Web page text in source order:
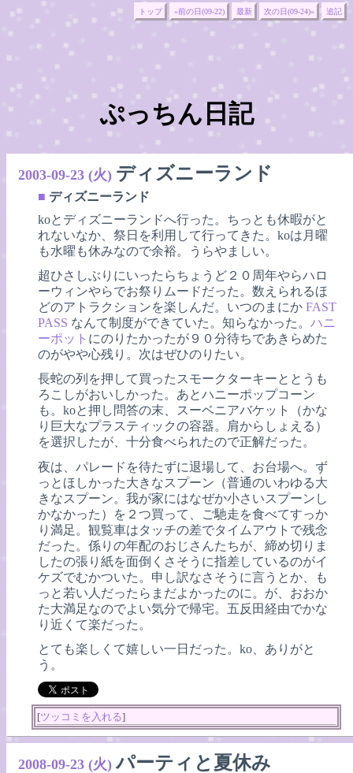
トップ «前の日(09-22) 最新 次の日(09-24)» 追記
ぷっちん日記
2003-09-23 (火) ディズニーランド
■ ディズニーランド
koとディズニーランドへ行った。ちっとも休暇がと
れないなか、祭日を利用して行ってきた。koは月曜
も水曜も休みなので余裕。うらやましい。
超ひさしぶりにいったらちょうど２０周年やらハロ
ーウィンやらでお祭りムードだった。数えられるほ
どのアトラクションを楽しんだ。いつのまにかFAST
PASS なんて制度ができていた。知らなかった。ハニ
ーポット にのりたかったが９０分待ちであきらめた
のがやや心残り。次はぜひのりたい。
長蛇の列を押して買ったスモークターキーととうも
ろこしがおいしかった。あとハニーポップコーン
も。koと押し問答の末、スーベニアバケット（かな
り巨大なプラスティックの容器。肩からしょえる）
を選択したが、十分食べられたので正解だった。
夜は、パレードを待たずに退場して、お台場へ。ず
っとほしかった大きなスプーン（普通のいわゆる大
きなスプーン。我が家にはなぜか小さいスプーンし
かなかった）を２つ買って、ご馳走を食べてすっか
り満足。観覧車はタッチの差でタイムアウトで残念
だった。係りの年配のおじさんたちが、締め切りま
したの張り紙を面倒くさそうに指差しているのがイ
ケズでむかついた。申し訳なさそうに言うとか、も
っと若い人だったらまだよかったのに。が、おおか
た大満足なのでよい気分で帰宅。五反田経由でかな
り近くて楽だった。
とても楽しくて嬉しい一日だった。ko、ありがと
う。
[ツッコミを入れる]
2008-09-23 (火) パーティと夏休み